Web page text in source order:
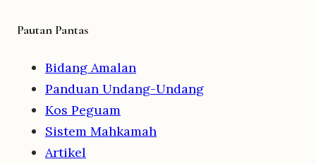
Pautan Pantas
Bidang Amalan
Panduan Undang-Undang
Kos Peguam
Sistem Mahkamah
Artikel